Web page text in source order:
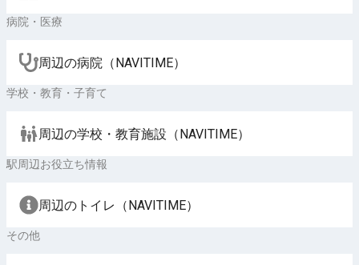
病院・医療
周辺の病院（NAVITIME）
学校・教育・子育て
周辺の学校・教育施設（NAVITIME）
駅周辺お役立ち情報
周辺のトイレ（NAVITIME）
その他